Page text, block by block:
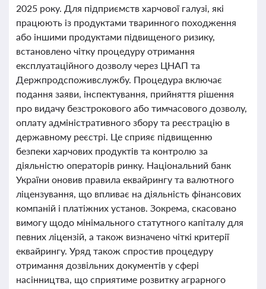
2025 року. Для підприємств харчової галузі, які
працюють із продуктами тваринного походження
або іншими продуктами підвищеного ризику,
встановлено чітку процедуру отримання
експлуатаційного дозволу через ЦНАП та
Держпродспоживслужбу. Процедура включає
подання заяви, інспектування, прийняття рішення
про видачу безстрокового або тимчасового дозволу,
оплату адміністративного збору та реєстрацію в
державному реєстрі. Це сприяє підвищенню
безпеки харчових продуктів та контролю за
діяльністю операторів ринку. Національний банк
України оновив правила еквайрингу та валютного
ліцензування, що впливає на діяльність фінансових
компаній і платіжних установ. Зокрема, скасовано
вимогу щодо мінімального статутного капіталу для
певних ліцензій, а також визначено чіткі критерії
еквайрингу. Уряд також спростив процедуру
отримання дозвільних документів у сфері
насінництва, що сприятиме розвитку аграрного